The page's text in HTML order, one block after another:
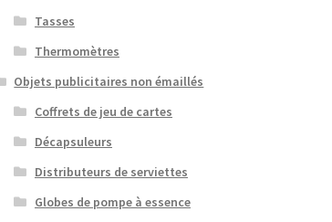
Tasses
Thermomètres
Objets publicitaires non émaillés
Coffrets de jeu de cartes
Décapsuleurs
Distributeurs de serviettes
Globes de pompe à essence